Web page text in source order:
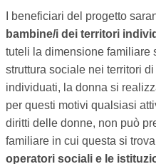
I beneficiari del progetto
bambine/i dei territori
tuteli la dimensione familiare
struttura sociale nei territori
individuati, la donna si
per questi motivi qualsiasi
diritti delle donne, non può
familiare in cui questa si
operatori sociali e le